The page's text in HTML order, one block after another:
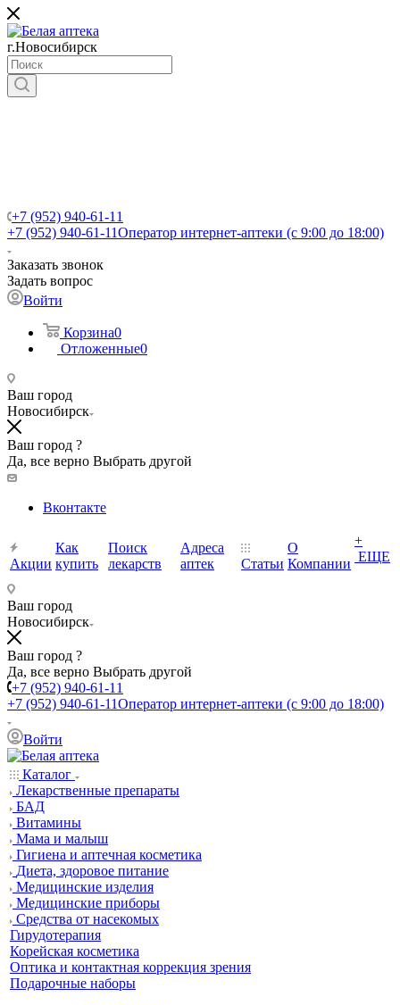
г.Новосибирск
+7 (952) 940-61-11
+7 (952) 940-61-11Оператор интернет-аптеки (с 9:00 до 18:00)
Заказать звонок
Задать вопрос
Войти
Корзина0
Отложенные0
Ваш город
Новосибирск
Ваш город ?
Да, все верно Выбрать другой
Вконтакте
Акции
Как
купить
Поиск
лекарств
Адреса
аптек
Статьи
О
Компании
+
ЕЩЕ
Ваш город
Новосибирск
Ваш город ?
Да, все верно Выбрать другой
+7 (952) 940-61-11
+7 (952) 940-61-11Оператор интернет-аптеки (с 9:00 до 18:00)
Войти
Каталог
Лекарственные препараты
БАД
Витамины
Мама и малыш
Гигиена и аптечная косметика
Диета, здоровое питание
Медицинские изделия
Медицинские приборы
Средства от насекомых
Гирудотерапия
Корейская косметика
Оптика и контактная коррекция зрения
Подарочные наборы